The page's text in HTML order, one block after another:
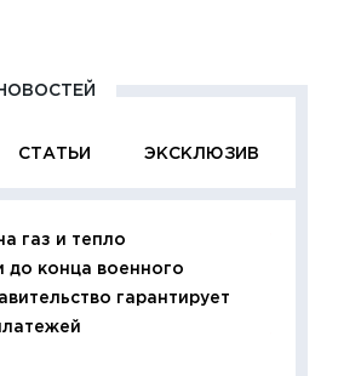
СТАТЬИ ЭКСКЛЮЗИВ
газ и тепло
до конца военного
гарантирует